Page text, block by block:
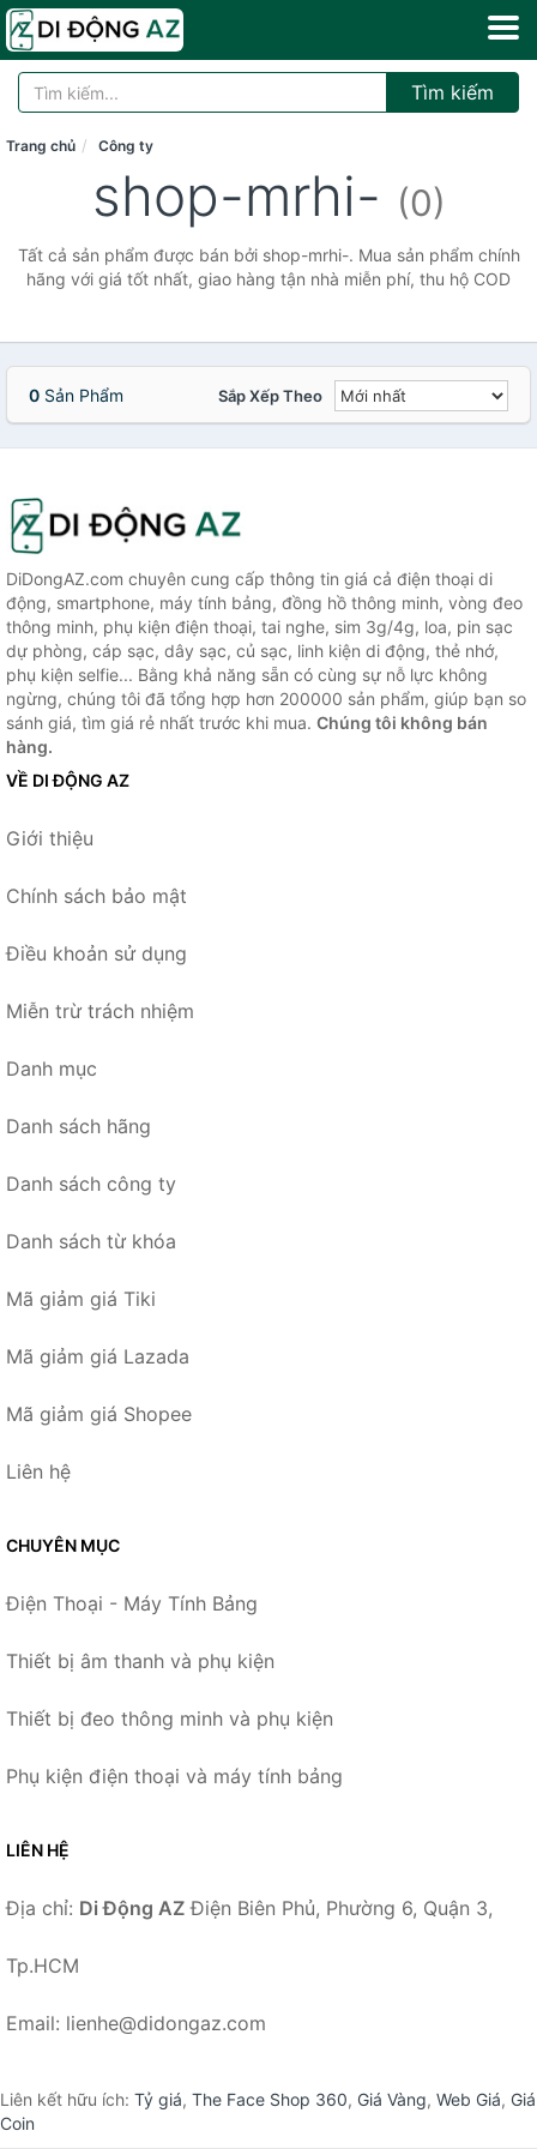
Tìm kiếm
Trang chủ Công ty
shop-mrhi- (0)
Tất cả sản phẩm được bán bởi shop-mrhi-. Mua sản phẩm chính
hãng với giá tốt nhất, giao hàng tận nhà miễn phí, thu hộ COD
0 Sản Phẩm Sắp Xếp Theo
DiDongAZ.com chuyên cung cấp thông tin giá cả điện thoại di
động, smartphone, máy tính bảng, đồng hồ thông minh, vòng đeo
thông minh, phụ kiện điện thoại, tai nghe, sim 3g/4g, loa, pin sạc
dự phòng, cáp sạc, dây sạc, củ sạc, linh kiện di động, thẻ nhớ,
phụ kiện selfie... Bằng khả năng sẵn có cùng sự nỗ lực không
ngừng, chúng tôi đã tổng hợp hơn 200000 sản phẩm, giúp bạn so
sánh giá, tìm giá rẻ nhất trước khi mua. Chúng tôi không bán
hàng.
VỀ DI ĐỘNG AZ
Giới thiệu
Chính sách bảo mật
Điều khoản sử dụng
Miễn trừ trách nhiệm
Danh mục
Danh sách hãng
Danh sách công ty
Danh sách từ khóa
Mã giảm giá Tiki
Mã giảm giá Lazada
Mã giảm giá Shopee
Liên hệ
CHUYÊN MỤC
Điện Thoại - Máy Tính Bảng
Thiết bị âm thanh và phụ kiện
Thiết bị đeo thông minh và phụ kiện
Phụ kiện điện thoại và máy tính bảng
LIÊN HỆ
Địa chỉ: Di Động AZ Điện Biên Phủ, Phường 6, Quận 3,
Tp.HCM
Email: lienhe@didongaz.com
Liên kết hữu ích: Tỷ giá, The Face Shop 360, Giá Vàng, Web Giá, Giá
Coin